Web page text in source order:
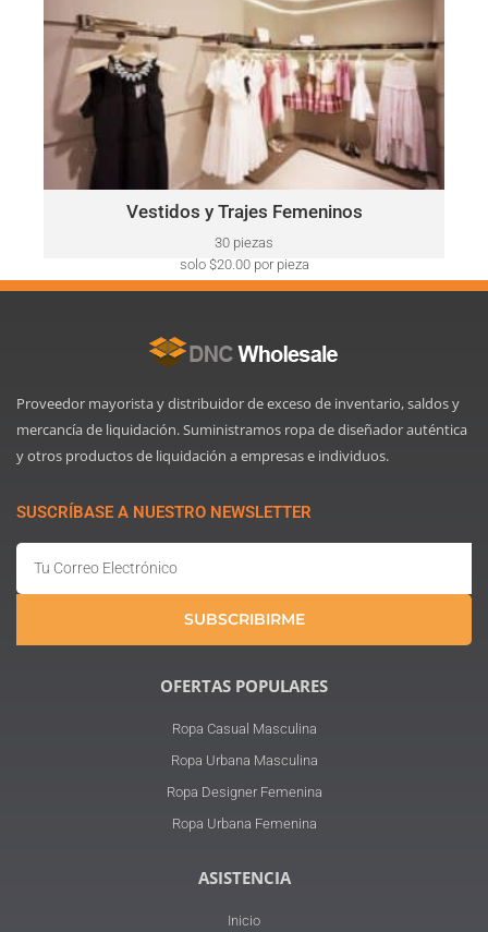
Vestidos y Trajes Femeninos
30 piezas
solo $20.00 por pieza
VESTIDOS Y TRAJES FEMENINOS
Este lote puede incluir una variedad de marcas, como:
Ralph
Lauren, Calvin Klein, DKNY, Tommy Hilfiger, Guess, Vince
Camuto, Adrianna Papell, Nine West, BCBGeneration y más.
Haga Click Aquí
Proveedor mayorista y distribuidor de exceso de inventario, saldos y
mercancía de liquidación. Suministramos ropa de diseñador auténtica
y otros productos de liquidación a empresas e individuos.
SUSCRÍBASE A NUESTRO NEWSLETTER
SUBSCRIBIRME
OFERTAS POPULARES
Ropa Casual Masculina
Ropa Urbana Masculina
Ropa Designer Femenina
Ropa Urbana Femenina
ASISTENCIA
Inicio